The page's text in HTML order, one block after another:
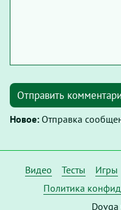
Отправить
Новое: Отправка
Видео Тесты Игры
Политика